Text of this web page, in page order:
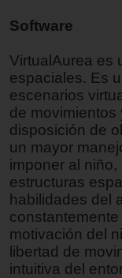
Software
VirtualAurea es
espaciales. Es
escenarios
de
disposición de
un mayor
imponer al
estructuras
habilidades del
motivación del
libertad de
intuitiva del